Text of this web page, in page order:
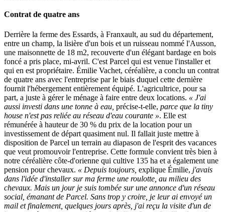
Contrat de quatre ans
Derrière la ferme des Essards, à Franxault, au sud du département,
entre un champ, la lisière d'un bois et un ruisseau nommé l'Ausson,
une maisonnette de 18 m2, recouverte d'un élégant bardage en bois
foncé a pris place, mi-avril. C'est Parcel qui est venue l'installer et
qui en est propriétaire. Émilie Vachet, céréalière, a conclu un contrat
de quatre ans avec l'entreprise par le biais duquel cette dernière
fournit l'hébergement entièrement équipé. L'agricultrice, pour sa
part, a juste à gérer le ménage à faire entre deux locations. « J'ai
aussi investi dans une tonne à eau, précise-t-elle, parce que la tiny
house n'est pas reliée au réseau d'eau courante ». Elle est
rémunérée à hauteur de 30 % du prix de la location pour un
investissement de départ quasiment nul. Il fallait juste mettre à
disposition de Parcel un terrain au diapason de l'esprit des vacances
que veut promouvoir l'entreprise. Cette formule convient très bien à
notre céréalière côte-d'orienne qui cultive 135 ha et a également une
pension pour chevaux. « Depuis toujours, explique Émilie, j'avais
dans l'idée d'installer sur ma ferme une roulotte, au milieu des
chevaux. Mais un jour je suis tombée sur une annonce d'un réseau
social, émanant de Parcel. Sans trop y croire, je leur ai envoyé un
mail et finalement, quelques jours après, j'ai reçu la visite d'un de